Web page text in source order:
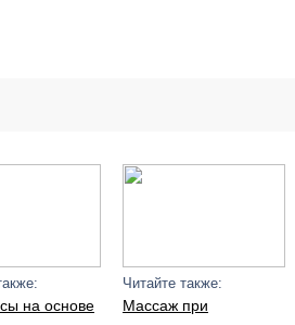
на основе
Читайте также:
Массаж при